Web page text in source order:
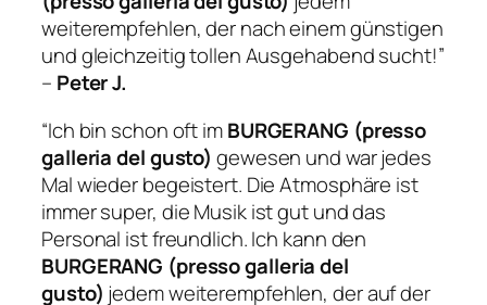
weiterempfehlen, der nach einem günstigen
und gleichzeitig tollen Ausgehabend sucht!”
– Peter J.
“Ich bin schon oft imBURGERANG (presso
galleria del gusto) gewesen und war jedes
Mal wieder begeistert. Die Atmosphäre ist
immer super, die Musik ist gut und das
Personal ist freundlich. Ich kann den
BURGERANG (presso galleria del
gusto) jedem weiterempfehlen, der auf der